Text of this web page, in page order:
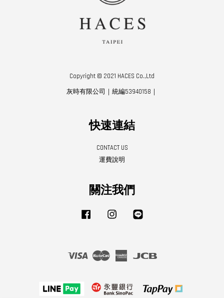
Copyright © 2021 HACES Co.,Ltd
灰時有限公司｜統編53940158｜
快速連結
CONTACT US
運費說明
關注我們
Facebook Instagram
Visa Master
American